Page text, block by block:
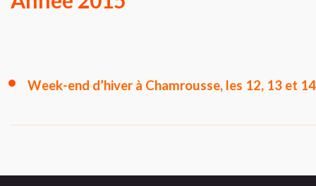
Week-end d’hiver à Chamrousse, les 12, 13 et